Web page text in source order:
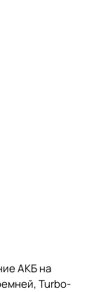
АКБ на
Turbo-